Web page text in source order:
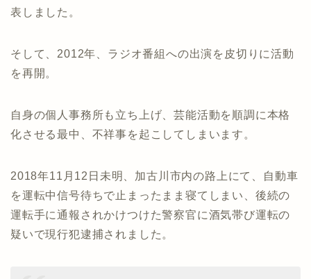
表しました。
そして、2012年、ラジオ番組への出演を皮切りに活動
を再開。
自身の個人事務所も立ち上げ、芸能活動を順調に本格
化させる最中、不祥事を起こしてしまいます。
2018年11月12日未明、加古川市内の路上にて、自動車
を運転中信号待ちで止まったまま寝てしまい、後続の
運転手に通報されかけつけた警察官に酒気帯び運転の
疑いで現行犯逮捕されました。